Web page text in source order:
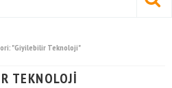
"Giyilebilir Teknoloji"
TEKNOLOJI